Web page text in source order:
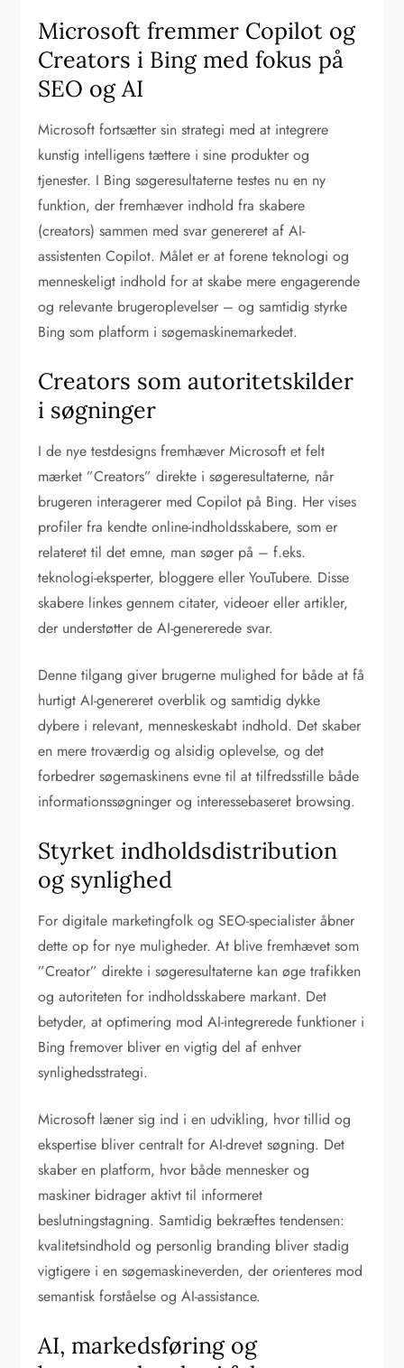
Microsoft fremmer Copilot og
Creators i Bing med fokus på
SEO og AI
Microsoft fortsætter sin strategi med at integrere
kunstig intelligens tættere i sine produkter og
tjenester. I Bing søgeresultaterne testes nu en ny
funktion, der fremhæver indhold fra skabere
(creators) sammen med svar genereret af AI-
assistenten Copilot. Målet er at forene teknologi og
menneskeligt indhold for at skabe mere engagerende
og relevante brugeroplevelser – og samtidig styrke
Bing som platform i søgemaskinemarkedet.
Creators som autoritetskilder
i søgninger
I de nye testdesigns fremhæver Microsoft et felt
mærket ”Creators” direkte i søgeresultaterne, når
brugeren interagerer med Copilot på Bing. Her vises
profiler fra kendte online-indholdsskabere, som er
relateret til det emne, man søger på – f.eks.
teknologi-eksperter, bloggere eller YouTubere. Disse
skabere linkes gennem citater, videoer eller artikler,
der understøtter de AI-genererede svar.
Denne tilgang giver brugerne mulighed for både at få
hurtigt AI-genereret overblik og samtidig dykke
dybere i relevant, menneskeskabt indhold. Det skaber
en mere troværdig og alsidig oplevelse, og det
forbedrer søgemaskinens evne til at tilfredsstille både
informationssøgninger og interessebaseret browsing.
Styrket indholdsdistribution
og synlighed
For digitale marketingfolk og SEO-specialister åbner
dette op for nye muligheder. At blive fremhævet som
”Creator” direkte i søgeresultaterne kan øge trafikken
og autoriteten for indholdsskabere markant. Det
betyder, at optimering mod AI-integrerede funktioner i
Bing fremover bliver en vigtig del af enhver
synlighedsstrategi.
Microsoft læner sig ind i en udvikling, hvor tillid og
ekspertise bliver centralt for AI-drevet søgning. Det
skaber en platform, hvor både mennesker og
maskiner bidrager aktivt til informeret
beslutningstagning. Samtidig bekræftes tendensen:
kvalitetsindhold og personlig branding bliver stadig
vigtigere i en søgemaskineverden, der orienteres mod
semantisk forståelse og AI-assistance.
AI, markedsføring og